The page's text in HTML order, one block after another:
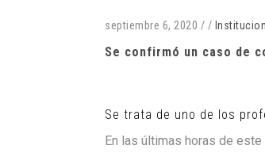
septiembre 6, 2020 / /
Se confirmó un caso de
Se trata de uno de los
En las últimas horas de